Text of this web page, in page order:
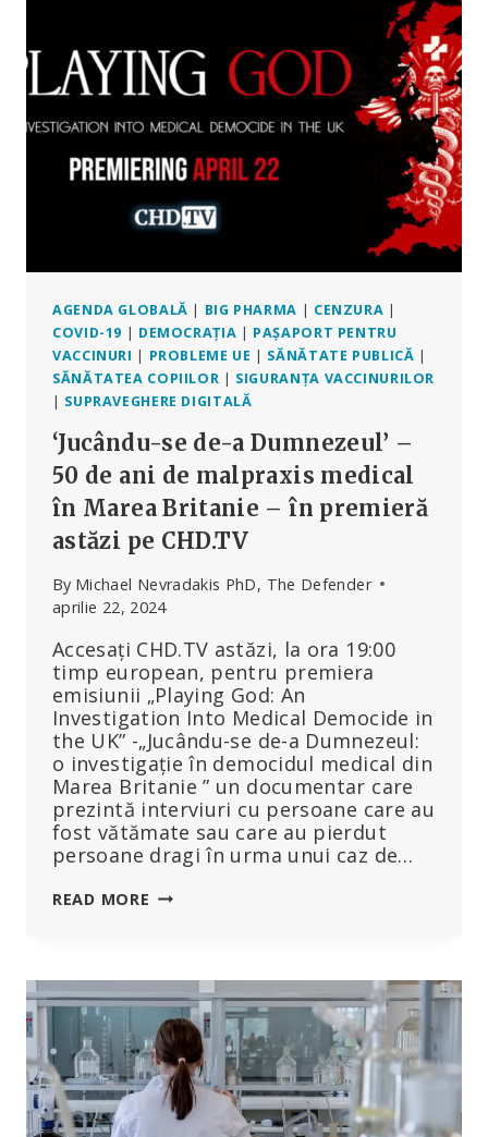
NU
CHIAR,
EXPERȚII
AGENDA GLOBALĂ | BIG PHARMA | CENZURA |
COVID-19 | DEMOCRAȚIA | PAȘAPORT PENTRU
VACCINURI | PROBLEME UE | SĂNĂTATE PUBLICĂ |
SĂNĂTATEA COPIILOR | SIGURANȚA VACCINURILOR
| SUPRAVEGHERE DIGITALĂ
‘Jucându-se de-a Dumnezeul’ –
50 de ani de malpraxis medical
în Marea Britanie – în premieră
astăzi pe CHD.TV
By Michael Nevradakis PhD, The Defender
aprilie 22, 2024
Accesați CHD.TV astăzi, la ora 19:00
timp european, pentru premiera
emisiunii „Playing God: An
Investigation Into Medical Democide in
the UK” -„Jucându-se de-a Dumnezeul:
o investigație în democidul medical din
Marea Britanie ” un documentar care
prezintă interviuri cu persoane care au
fost vătămate sau care au pierdut
persoane dragi în urma unui caz de…
READ MORE ‘JUCÂNDU-
DUMNEZEUL’
–
50
DE
ANI
DE
MALPRAXIS